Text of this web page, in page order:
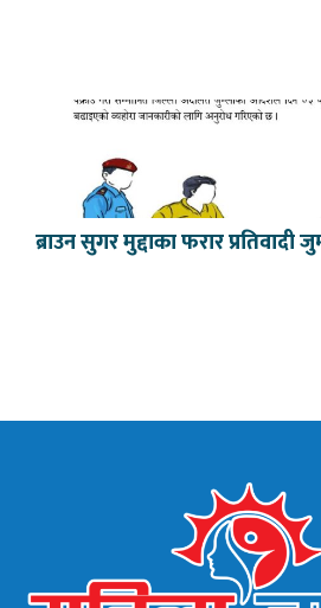
ब्राउन सुगर मुद्दाका फरार प्रतिवादी